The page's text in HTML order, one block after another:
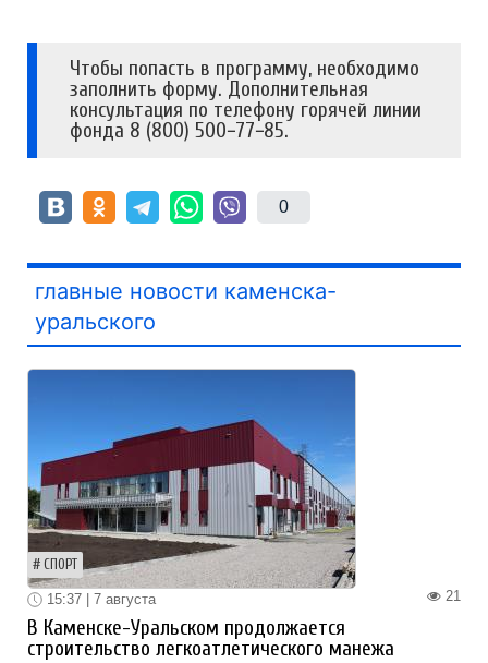
Чтобы попасть в программу, необходимо
заполнить форму. Дополнительная
консультация по телефону горячей линии
фонда 8 (800) 500−77−85.
0
главные новости каменска-
уральского
СПОРТ
21
15:37 | 7 августа
В Каменске-Уральском продолжается
строительство легкоатлетического манежа